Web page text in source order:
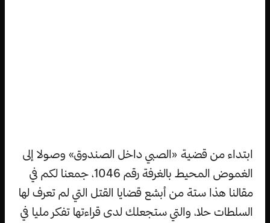
ابتداء من قضية «الصبي داخل الصندوق» وصولا إلى
الغموض المحيط بالغرفة رقم 1046، جمعنا لكم في
مقالنا هذا ستة من أبشع قضايا القتل التي لم تعرف لها
السلطات حلا، والتي ستجعلك لدى قراءتها تفكر مليا في